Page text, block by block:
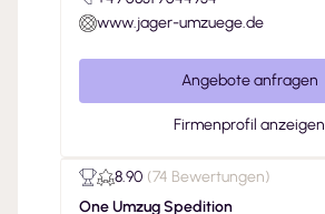
www.jager-umzuege.de
Angebote anfragen
Firmenprofil anzeigen
8.90 (74 Bewertungen)
One Umzug Spedition